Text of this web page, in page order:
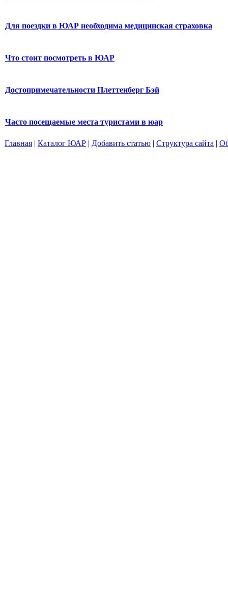
Для поездки в ЮАР необходима медицинская страховка
Что стоит посмотреть в ЮАР
Достопримечательности Плеттенберг Бэй
Часто посещаемые места туристами в юар
Главная | Каталог ЮАР | Добавить статью | Структура сайта |